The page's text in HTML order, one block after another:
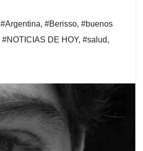
#Argentina, #Berisso, #buenos
#NOTICIAS DE HOY, #salud,